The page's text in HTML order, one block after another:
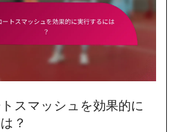
スマッシュを効果的に
？